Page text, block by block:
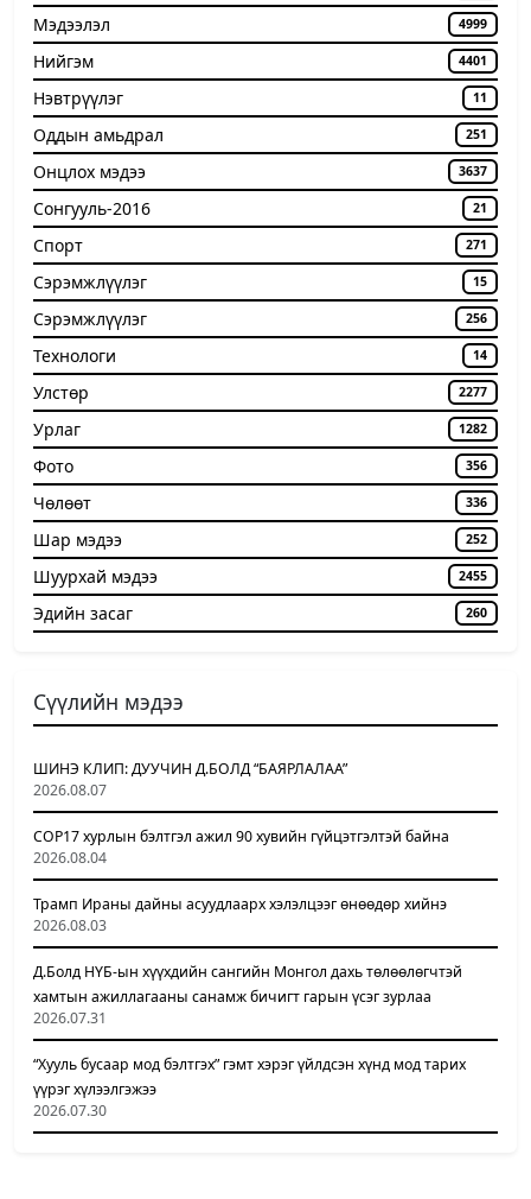
Мэдээлэл 4999
Нийгэм 4401
Нэвтрүүлэг 11
Оддын амьдрал 251
Онцлох мэдээ 3637
Сонгууль-2016 21
Спорт 271
Сэрэмжлүүлэг 15
Сэрэмжлүүлэг 256
Технологи 14
Улстөр 2277
Урлаг 1282
Фото 356
Чѳлѳѳт 336
Шар мэдээ 252
Шуурхай мэдээ 2455
Эдийн засаг 260
Сүүлийн мэдээ
ШИНЭ КЛИП: ДУУЧИН Д.БОЛД “БАЯРЛАЛАА”
2026.08.07
COP17 хурлын бэлтгэл ажил 90 хувийн гүйцэтгэлтэй байна
2026.08.04
Трамп Ираны дайны асуудлаарх хэлэлцээг өнөөдөр хийнэ
2026.08.03
Д.Болд НҮБ-ын хүүхдийн сангийн Монгол дахь төлөөлөгчтэй
хамтын ажиллагааны санамж бичигт гарын үсэг зурлаа
2026.07.31
“Хууль бусаар мод бэлтгэх” гэмт хэрэг үйлдсэн хүнд мод тарих
үүрэг хүлээлгэжээ
2026.07.30